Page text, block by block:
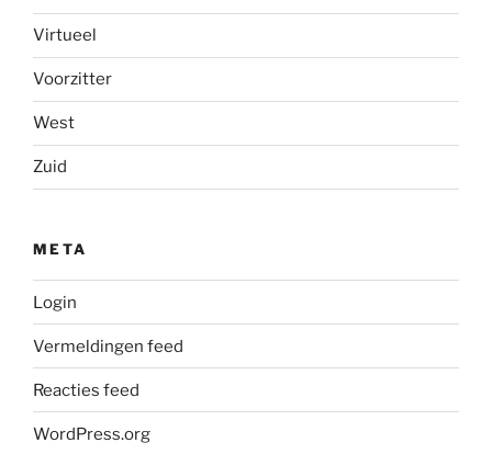
Virtueel
Voorzitter
West
Zuid
META
Login
Vermeldingen feed
Reacties feed
WordPress.org